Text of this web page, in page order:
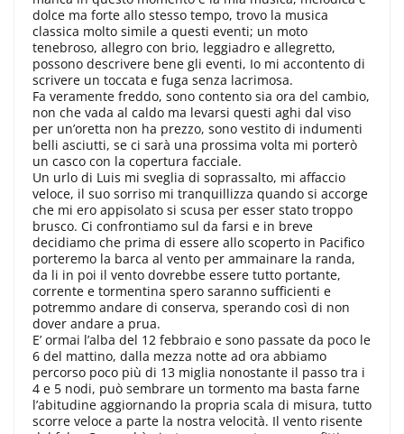
dolce ma forte allo stesso tempo, trovo la musica
classica molto simile a questi eventi; un moto
tenebroso, allegro con brio, leggiadro e allegretto,
possono descrivere bene gli eventi, Io mi accontento di
scrivere un toccata e fuga senza lacrimosa.
Fa veramente freddo, sono contento sia ora del cambio,
non che vada al caldo ma levarsi questi aghi dal viso
per un’oretta non ha prezzo, sono vestito di indumenti
belli asciutti, se ci sarà una prossima volta mi porterò
un casco con la copertura facciale.
Un urlo di Luis mi sveglia di soprassalto, mi affaccio
veloce, il suo sorriso mi tranquillizza quando si accorge
che mi ero appisolato si scusa per esser stato troppo
brusco. Ci confrontiamo sul da farsi e in breve
decidiamo che prima di essere allo scoperto in Pacifico
porteremo la barca al vento per ammainare la randa,
da li in poi il vento dovrebbe essere tutto portante,
corrente e tormentina spero saranno sufficienti e
potremmo andare di conserva, sperando così di non
dover andare a prua.
E’ ormai l’alba del 12 febbraio e sono passate da poco le
6 del mattino, dalla mezza notte ad ora abbiamo
percorso poco più di 13 miglia nonostante il passo tra i
4 e 5 nodi, può sembrare un tormento ma basta farne
l’abitudine aggiornando la propria scala di misura, tutto
scorre veloce a parte la nostra velocità. Il vento risente